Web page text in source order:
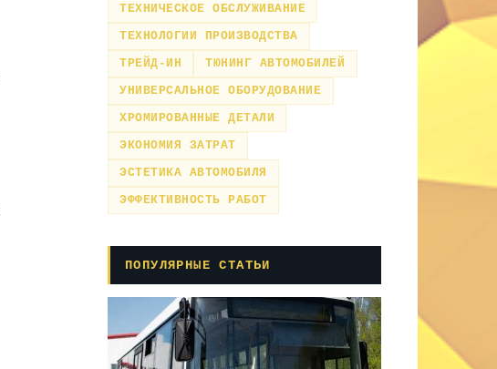
ТЕХНИЧЕСКОЕ ОБСЛУЖИВАНИЕ
ТЕХНОЛОГИИ ПРОИЗВОДСТВА
ТРЕЙД-ИН
ТЮНИНГ АВТОМОБИЛЕЙ
УНИВЕРСАЛЬНОЕ ОБОРУДОВАНИЕ
ХРОМИРОВАННЫЕ ДЕТАЛИ
ЭКОНОМИЯ ЗАТРАТ
ЭСТЕТИКА АВТОМОБИЛЯ
ЭФФЕКТИВНОСТЬ РАБОТ
ПОПУЛЯРНЫЕ СТАТЬИ